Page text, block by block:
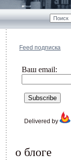
Feed подписка
Ваш еmail:
Delivered by
о блоге